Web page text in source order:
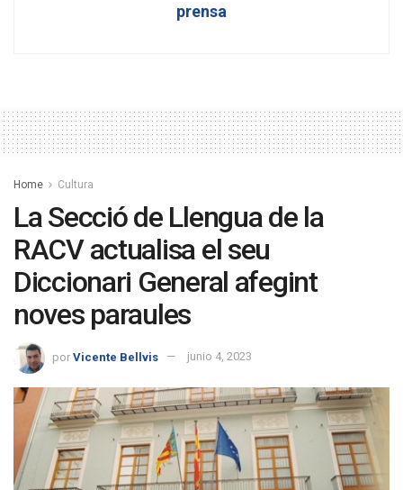
prensa
Home Cultura
La Secció de Llengua de la
RACV actualisa el seu
Diccionari General afegint
noves paraules
por Vicente Bellvis junio 4, 2023